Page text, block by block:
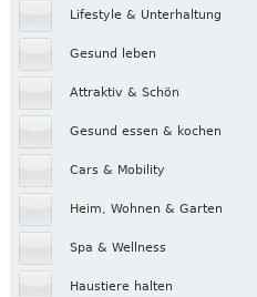
Lifestyle & Unterhaltung
Gesund leben
Attraktiv & Schön
Gesund essen & kochen
Cars & Mobility
Heim, Wohnen & Garten
Spa & Wellness
Haustiere halten